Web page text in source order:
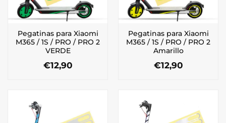
Pegatinas para Xiaomi
M365 / 1S / PRO / PRO 2
VERDE
€12,90
Pegatinas para Xiaomi
M365 / 1S / PRO / PRO 2
Amarillo
€12,90